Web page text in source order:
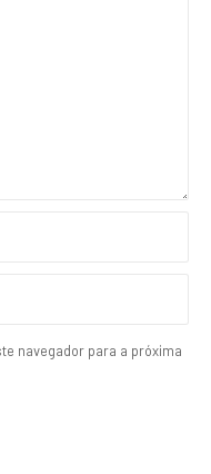
navegador para a próxima